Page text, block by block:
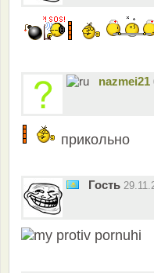
nazmei21
прикольно
Гость
my protiv pornuhi